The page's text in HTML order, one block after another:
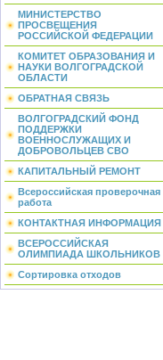
МИНИСТЕРСТВО
ПРОСВЕЩЕНИЯ
РОССИЙСКОЙ ФЕДЕРАЦИИ
КОМИТЕТ ОБРАЗОВАНИЯ И
НАУКИ ВОЛГОГРАДСКОЙ
ОБЛАСТИ
ОБРАТНАЯ СВЯЗЬ
ВОЛГОГРАДСКИЙ ФОНД
ПОДДЕРЖКИ
ВОЕННОСЛУЖАЩИХ И
ДОБРОВОЛЬЦЕВ СВО
КАПИТАЛЬНЫЙ РЕМОНТ
Всероссийская проверочная
работа
КОНТАКТНАЯ ИНФОРМАЦИЯ
ВСЕРОССИЙСКАЯ
ОЛИМПИАДА ШКОЛЬНИКОВ
Сортировка отходов